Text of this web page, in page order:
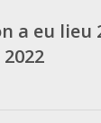
a eu lieu